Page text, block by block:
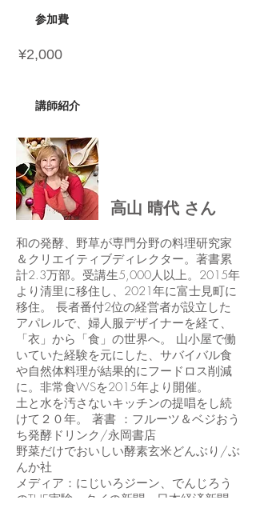
​参加費
¥2,000
​講師紹介
高山 晴代 さん
和の発酵、野草が専門分野の料理研究家
＆クリエイティブディレクター。著書累
計2.3万部。受講生5,000人以上。2015年
より清里に移住し、2021年に富士見町に
移住。 長者番付2位の経営者が設立した
アパレルで、婦人服デザイナーを経て、
「衣」から「食」の世界へ。 山小屋で働
いていた経験を元にした、サバイバル食
や自然体料理が結果的にフードロス削減
に。非常食WSを2015年より開催。
土と水を汚さないキッチンの提唱をし続
けて２０年。 著書 ：フルーツ＆ベジおう
ち発酵ドリンク/永岡書店
野菜だけでおいしい酵素玄米どんぶり/ぶ
んか社
メディア：にじいろジーン、でんじろう
のTHE実験、タイの新聞、日本経済新聞